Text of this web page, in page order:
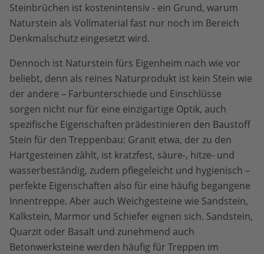
Steinbrüchen ist kostenintensiv - ein Grund, warum
Naturstein als Vollmaterial fast nur noch im Bereich
Denkmalschutz eingesetzt wird.
Dennoch ist Naturstein fürs Eigenheim nach wie vor
beliebt, denn als reines Naturprodukt ist kein Stein wie
der andere – Farbunterschiede und Einschlüsse
sorgen nicht nur für eine einzigartige Optik, auch
spezifische Eigenschaften prädestinieren den Baustoff
Stein für den Treppenbau: Granit etwa, der zu den
Hartgesteinen zählt, ist kratzfest, säure-, hitze- und
wasserbeständig, zudem pflegeleicht und hygienisch –
perfekte Eigenschaften also für eine häufig begangene
Innentreppe. Aber auch Weichgesteine wie Sandstein,
Kalkstein, Marmor und Schiefer eignen sich. Sandstein,
Quarzit oder Basalt und zunehmend auch
Betonwerksteine werden häufig für Treppen im